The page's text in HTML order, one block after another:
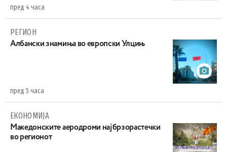
пред 4 часа
РЕГИОН
Aлбански знамиња во европски Улцињ
пред 5 часа
ЕКОНОМИЈА
Maкедонските аеродроми најбрзорастечки
во регионот